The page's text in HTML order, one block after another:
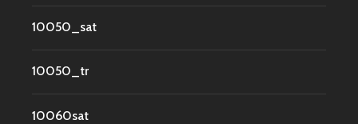
10050_sat
10050_tr
10060sat